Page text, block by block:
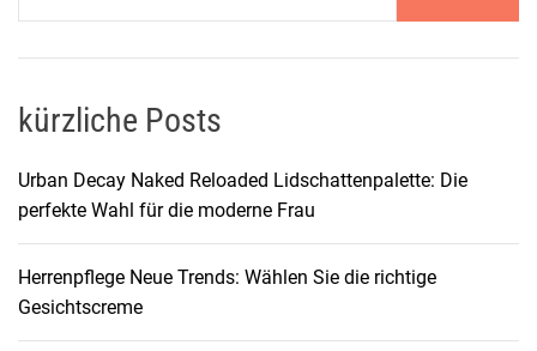
kürzliche Posts
Urban Decay Naked Reloaded Lidschattenpalette: Die
perfekte Wahl für die moderne Frau
Herrenpflege Neue Trends: Wählen Sie die richtige
Gesichtscreme